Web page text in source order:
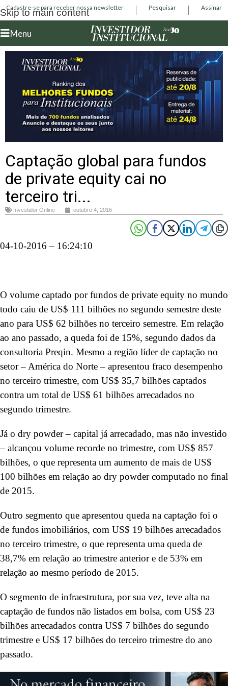
Skip to main content
Cadastre-se para receber nossa newsletter Pesquisar Assinar
Menu
Captação global para fundos
de private equity cai no
terceiro tri...
Investidor Online outubro 4, 2016
04-10-2016 – 16:24:10
O volume captado por fundos de private equity no mundo
todo caiu de US$ 111 bilhões no segundo semestre deste
ano para US$ 62 bilhões no terceiro semestre. Em relação
ao ano passado, a queda foi de 15%, segundo dados da
consultoria Preqin. Mesmo a região líder de captação no
setor – América do Norte – apresentou fraco desempenho
no terceiro trimestre, com US$ 35,7 bilhões captados
contra um total de US$ 61 bilhões arrecadados no
segundo trimestre.
Já o dry powder – capital já arrecadado, mas não investido
– alcançou volume recorde no trimestre, com US$ 857
bilhões, o que representa um aumento de mais de US$
100 bilhões em relação ao dry powder computado no final
de 2015.
Outro segmento que apresentou queda na captação foi o
de fundos imobiliários, com US$ 19 bilhões arrecadados
no terceiro trimestre, o que representa uma queda de
38,7% em relação ao trimestre anterior e de 53% em
relação ao mesmo período de 2015.
O segmento de infraestrutura, por sua vez, teve alta na
captação de fundos não listados em bolsa, com US$ 23
bilhões arrecadados contra US$ 7 bilhões do segundo
trimestre e US$ 17 bilhões do terceiro trimestre do ano
passado.